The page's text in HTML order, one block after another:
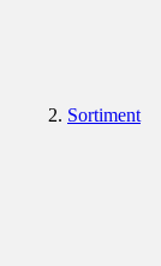
Sortiment